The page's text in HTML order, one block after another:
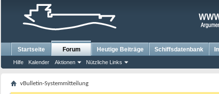
Startseite Forum
Hilfe Kalender Aktionen Nützliche Links
Heutige Beiträge Schiffsdatenbank
vBulletin-Systemmitteilung